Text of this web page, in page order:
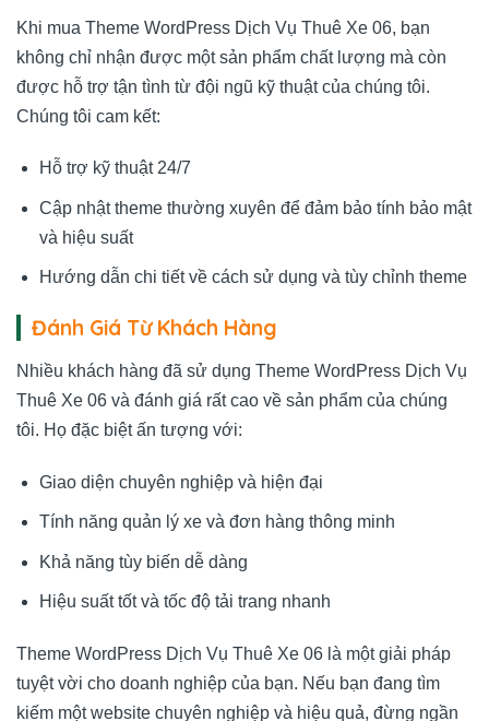
Khi mua Theme WordPress Dịch Vụ Thuê Xe 06, bạn
không chỉ nhận được một sản phẩm chất lượng mà còn
được hỗ trợ tận tình từ đội ngũ kỹ thuật của chúng tôi.
Chúng tôi cam kết:
Hỗ trợ kỹ thuật 24/7
Cập nhật theme thường xuyên để đảm bảo tính bảo mật
và hiệu suất
Hướng dẫn chi tiết về cách sử dụng và tùy chỉnh theme
Đánh Giá Từ Khách Hàng
Nhiều khách hàng đã sử dụng Theme WordPress Dịch Vụ
Thuê Xe 06 và đánh giá rất cao về sản phẩm của chúng
tôi. Họ đặc biệt ấn tượng với:
Giao diện chuyên nghiệp và hiện đại
Tính năng quản lý xe và đơn hàng thông minh
Khả năng tùy biến dễ dàng
Hiệu suất tốt và tốc độ tải trang nhanh
Theme WordPress Dịch Vụ Thuê Xe 06 là một giải pháp
tuyệt vời cho doanh nghiệp của bạn. Nếu bạn đang tìm
kiếm một website chuyên nghiệp và hiệu quả, đừng ngần